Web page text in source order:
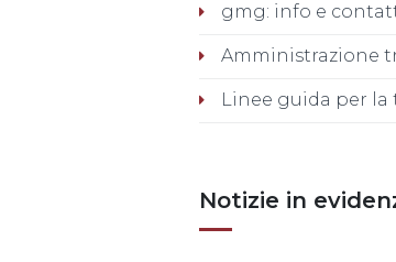
gmg: info e
Amministrazione
Linee guida per la
Notizie in